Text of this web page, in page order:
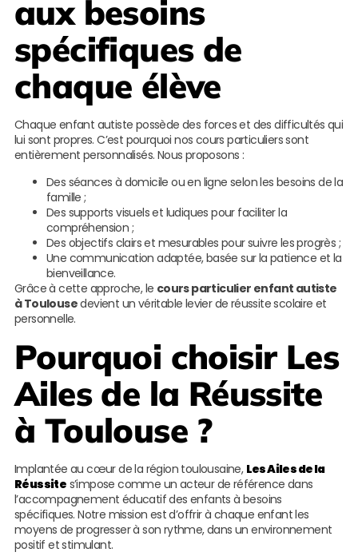
aux besoins
spécifiques de
chaque élève
Chaque enfant autiste possède des forces et des difficultés qui
lui sont propres. C’est pourquoi nos cours particuliers sont
entièrement personnalisés. Nous proposons :
Des séances à domicile ou en ligne selon les besoins de la
famille ;
Des supports visuels et ludiques pour faciliter la
compréhension ;
Des objectifs clairs et mesurables pour suivre les progrès ;
Une communication adaptée, basée sur la patience et la
bienveillance.
Grâce à cette approche, le cours particulier enfant autiste
à Toulousedevient un véritable levier de réussite scolaire et
personnelle.
Pourquoi choisir Les
Ailes de la Réussite
à Toulouse ?
Implantée au cœur de la région toulousaine, Les Ailes de la
Réussite s’impose comme un acteur de référence dans
l’accompagnement éducatif des enfants à besoins
spécifiques. Notre mission est d’offrir à chaque enfant les
moyens de progresser à son rythme, dans un environnement
positif et stimulant.